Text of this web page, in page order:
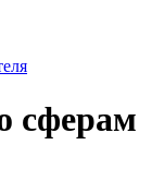
сферам